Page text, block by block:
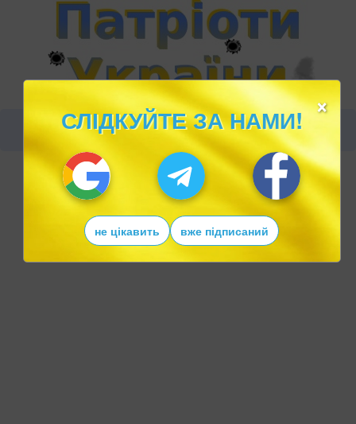
×
СЛІДКУЙТЕ ЗА НАМИ!
не цікавить вже підписаний